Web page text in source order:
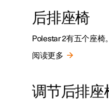
极星官方二手车
联系我们
家庭充电
后排座椅
Polestar 2有五个座
阅读更多
调节后排座